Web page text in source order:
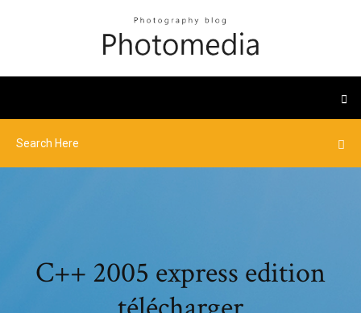
C++ 2005 express edition